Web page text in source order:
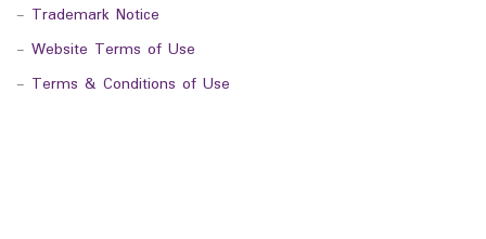
- Trademark Notice
- Website Terms of Use
- Terms & Conditions of Use